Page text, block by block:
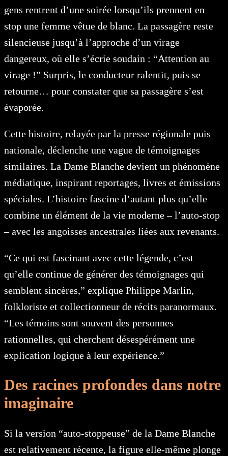
gens rentrent d’une soirée lorsqu’ils prennent en
stop une femme vêtue de blanc. La passagère reste
silencieuse jusqu’à l’approche d’un virage
dangereux, où elle s’écrie soudain : “Attention au
virage !” Surpris, le conducteur ralentit, puis se
retourne… pour constater que sa passagère s’est
évaporée.
Cette histoire, relayée par la presse régionale puis
nationale, déclenche une vague de témoignages
similaires. La Dame Blanche devient un phénomène
médiatique, inspirant reportages, livres et émissions
spéciales. L’histoire fascine d’autant plus qu’elle
combine un élément de la vie moderne – l’auto-stop
– avec les angoisses ancestrales liées aux revenants.
“Ce qui est fascinant avec cette légende, c’est
qu’elle continue de générer des témoignages qui
semblent sincères,” explique Philippe Marlin,
folkloriste et collectionneur de récits paranormaux.
“Les témoins sont souvent des personnes
rationnelles, qui cherchent désespérément une
explication logique à leur expérience.”
Des racines profondes dans notre
imaginaire
Si la version “auto-stoppeuse” de la Dame Blanche
est relativement récente, la figure elle-même plonge